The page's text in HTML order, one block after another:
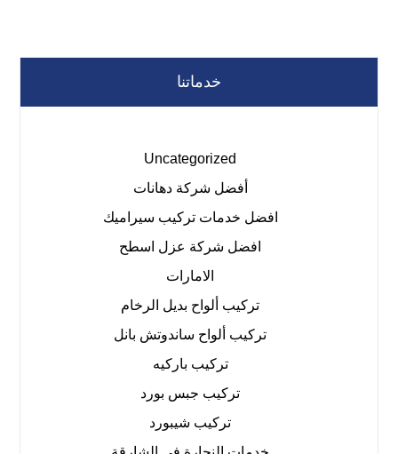
خدماتنا
Uncategorized
أفضل شركة دهانات
افضل خدمات تركيب سيراميك
افضل شركة عزل اسطح
الامارات
تركيب ألواح بديل الرخام
تركيب ألواح ساندوتش بانل
تركيب باركيه
تركيب جبس بورد
تركيب شيبورد